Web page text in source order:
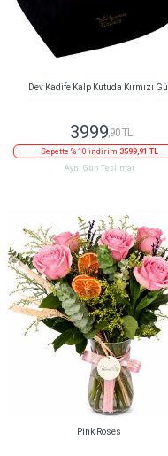
Dev Kadife Kalp Kutuda Kırmızı Gül
3999,90 TL
Sepette % 10 indirim 3599,91 TL
Aynı Gün Teslimat
Pink Roses